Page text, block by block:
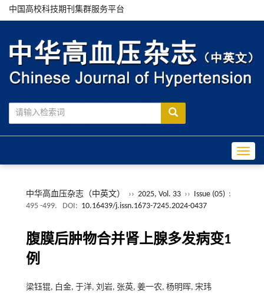
中国高校科技期刊集群服务平台
中华高血压杂志（中英文） ›› 2025, Vol. 33 ›› Issue (05) :
495 -499.
DOI: 10.16439/j.issn.1673-7245.2024-0437
腹膜后肿物合并肾上腺多发病变1
例
梁钰锟, 白金, 于洋, 刘岩, 张英, 姜一农, 杨明晖, 宋玮